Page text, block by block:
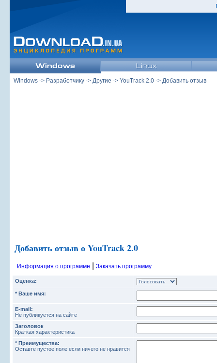
Windows -> Разработчику -> Другие -> YouTrack 2.0 -> Добавить отзыв
Добавить отзыв о YouTrack 2.0
Информация о программе Закачать программу
Оценка:
* Ваше имя:
E-mail:
Не публикуется на сайте
Заголовок
Краткая характеристика
* Преимущества:
Оставте пустое поле если ничего не нравится